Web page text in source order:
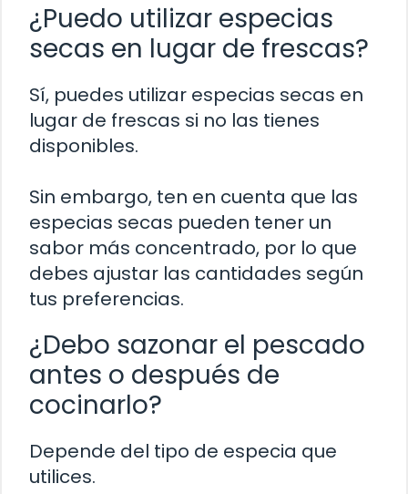
¿Puedo utilizar especias
secas en lugar de frescas?
Sí, puedes utilizar especias secas en
lugar de frescas si no las tienes
disponibles.
Sin embargo, ten en cuenta que las
especias secas pueden tener un
sabor más concentrado, por lo que
debes ajustar las cantidades según
tus preferencias.
¿Debo sazonar el pescado
antes o después de
cocinarlo?
Depende del tipo de especia que
utilices.